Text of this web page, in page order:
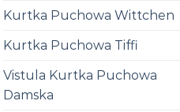
Kurtka Puchowa Wittchen
Kurtka Puchowa Tiffi
Vistula Kurtka Puchowa
Damska